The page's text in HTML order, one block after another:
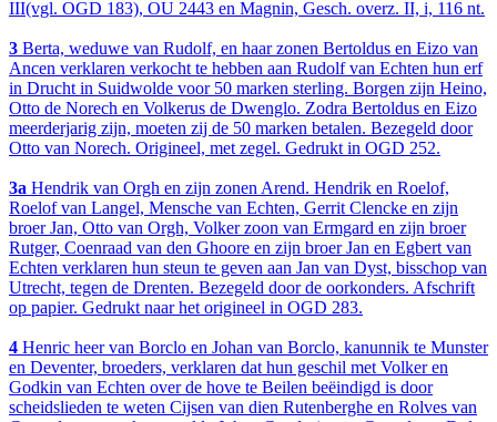
III(vgl. OGD 183), OU 2443 en Magnin, Gesch. overz. II, i, 116 nt.
3 Berta, weduwe van Rudolf, en haar zonen Bertoldus en Eizo van
Ancen verklaren verkocht te hebben aan Rudolf van Echten hun erf
in Drucht in Suidwolde voor 50 marken sterling. Borgen zijn Heino,
Otto de Norech en Volkerus de Dwenglo. Zodra Bertoldus en Eizo
meerderjarig zijn, moeten zij de 50 marken betalen. Bezegeld door
Otto van Norech. Origineel, met zegel. Gedrukt in OGD 252.
3a Hendrik van Orgh en zijn zonen Arend. Hendrik en Roelof,
Roelof van Langel, Mensche van Echten, Gerrit Clencke en zijn
broer Jan, Otto van Orgh, Volker zoon van Ermgard en zijn broer
Rutger, Coenraad van den Ghoore en zijn broer Jan en Egbert van
Echten verklaren hun steun te geven aan Jan van Dyst, bisschop van
Utrecht, tegen de Drenten. Bezegeld door de oorkonders. Afschrift
op papier. Gedrukt naar het origineel in OGD 283.
4 Henric heer van Borclo en Johan van Borclo, kanunnik te Munster
en Deventer, broeders, verklaren dat hun geschil met Volker en
Godkin van Echten over de hove te Beilen beëindigd is door
scheidslieden te weten Cijsen van dien Rutenberghe en Rolves van